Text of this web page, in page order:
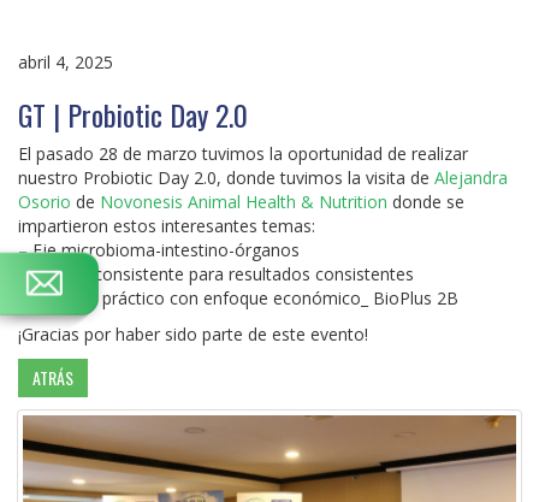
abril 4, 2025
GT | Probiotic Day 2.0
El pasado 28 de marzo tuvimos la oportunidad de realizar
nuestro Probiotic Day 2.0, donde tuvimos la visita de Alejandra
Osorio de Novonesis Animal Health & Nutrition donde se
impartieron estos interesantes temas:
– Eje microbioma-intestino-órganos
– Calidad consistente para resultados consistentes
– Ejercicio práctico con enfoque económico_ BioPlus 2B
¡Gracias por haber sido parte de este evento!
ATRÁS